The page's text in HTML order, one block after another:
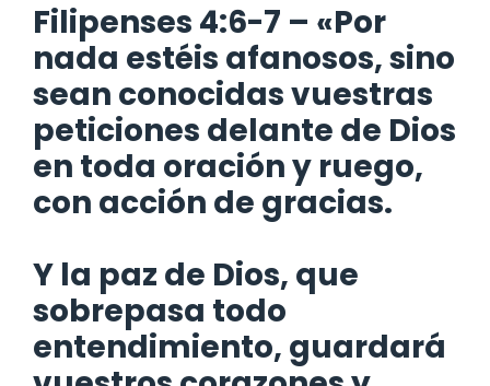
Filipenses 4:6-7 – «Por
nada estéis afanosos, sino
sean conocidas vuestras
peticiones delante de Dios
en toda oración y ruego,
con acción de gracias.
Y la paz de Dios, que
sobrepasa todo
entendimiento, guardará